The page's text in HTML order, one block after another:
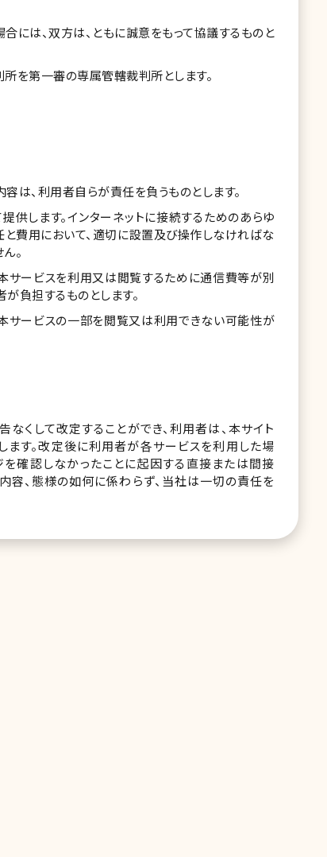
には、双方は、ともに誠意をもって協議するものと
を第一審の専属管轄裁判所とします。
は、利用者自らが責任を負うものとします。
供します。インターネットに接続するためのあらゆ
と費用において、適切に設置及び操作しなければな
。
サービスを利用又は閲覧するために通信費等が別
負担するものとします。
サービスの一部を閲覧又は利用できない可能性が
くして改定することができ、利用者は、本サイト
ます。改定後に利用者が各サービスを利用した場
を確認しなかったことに起因する直接または間接
容、態様の如何に係わらず、当社は一切の責任を